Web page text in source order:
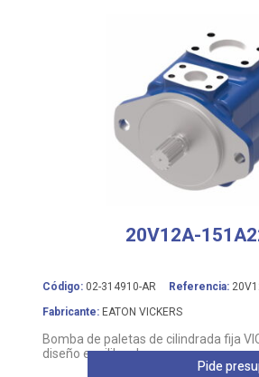
20V12A-
Código: 02-314910-AR Referencia:
Fabricante: EATON VICKERS
Bomba de paletas de cilindrada fija
diseño equilibrado
Pide